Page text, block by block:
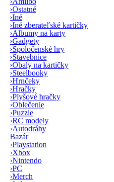
›Ostatné
›Iné
›Iné zberateľské kartičky
›Albumy na karty
›Gadgety
›Spoločenské hry
›Stavebnice
›Obaly na kartičky
›Steelbooky
›Hrnčeky
›Hračky
›Plyšové hračky
›Oblečenie
›Puzzle
›RC modely
›Autodráhy
Bazár
›Playstation
›Xbox
›Nintendo
›PC
›Merch